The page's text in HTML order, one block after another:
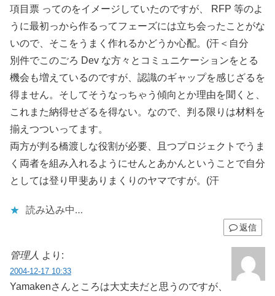
項目票 ってのをイメージしていたのですが、 RFP 等のよ
うに最初っから作るってフェーズには立ち会ったことがな
いので、そこをうまく作れるかどうか心配。(汗＜自分
別件でこのごろ Dev な方々とコミュニケーションをとる
機会も増えているのですが、認識のギャップを感じざるを
得ません。そしてそうなっちゃう傾向とか理由を聞くと、
これまた納得せざるを得ない。なので、判る限りは材料を
揃えつついってます。
両方が判る橋渡しな役割が必要、且つプロジェクトでうま
く両者を組み入れるようにせんとあかんということで自分
としては登り甲斐ありまくりのヤマですが。(汗
読み込み中…
返信
管理人 より:
2004-12-17 10:33
Yamakenさんところは大丈夫だと思うのですが、